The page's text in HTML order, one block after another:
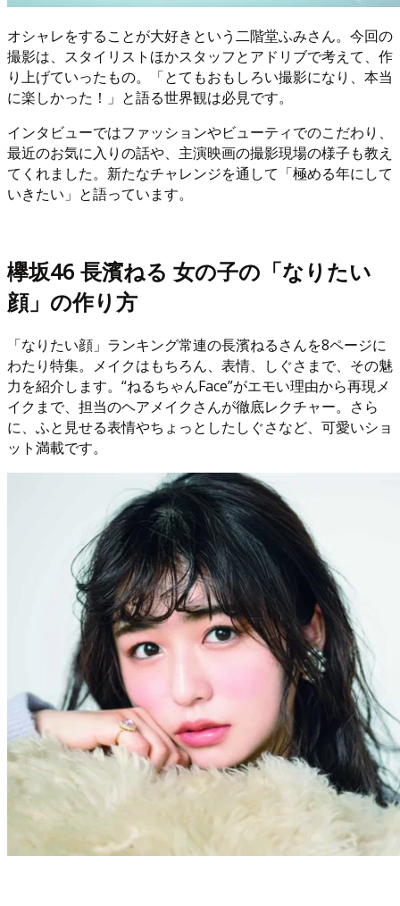
オシャレをすることが大好きという二階堂ふみさん。今回の
撮影は、スタイリストほかスタッフとアドリブで考えて、作
り上げていったもの。「とてもおもしろい撮影になり、本当
に楽しかった！」と語る世界観は必見です。
インタビューではファッションやビューティでのこだわり、
最近のお気に入りの話や、主演映画の撮影現場の様子も教え
てくれました。新たなチャレンジを通して「極める年にして
いきたい」と語っています。
欅坂46 長濱ねる 女の子の「なりたい
顔」の作り方
「なりたい顔」ランキング常連の長濱ねるさんを8ページに
わたり特集。メイクはもちろん、表情、しぐさまで、その魅
力を紹介します。“ねるちゃんFace”がエモい理由から再現メ
イクまで、担当のヘアメイクさんが徹底レクチャー。さら
に、ふと見せる表情やちょっとしたしぐさなど、可愛いショ
ット満載です。